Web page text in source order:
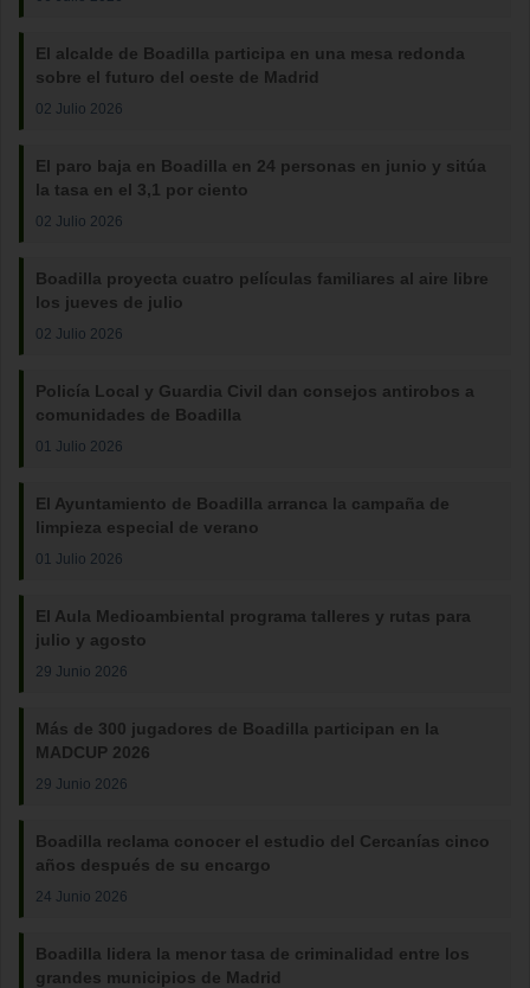
El alcalde de Boadilla participa en una mesa redonda
sobre el futuro del oeste de Madrid
02 Julio 2026
El paro baja en Boadilla en 24 personas en junio y sitúa
la tasa en el 3,1 por ciento
02 Julio 2026
Boadilla proyecta cuatro películas familiares al aire libre
los jueves de julio
02 Julio 2026
Policía Local y Guardia Civil dan consejos antirobos a
comunidades de Boadilla
01 Julio 2026
El Ayuntamiento de Boadilla arranca la campaña de
limpieza especial de verano
01 Julio 2026
El Aula Medioambiental programa talleres y rutas para
julio y agosto
29 Junio 2026
Más de 300 jugadores de Boadilla participan en la
MADCUP 2026
29 Junio 2026
Boadilla reclama conocer el estudio del Cercanías cinco
años después de su encargo
24 Junio 2026
Boadilla lidera la menor tasa de criminalidad entre los
grandes municipios de Madrid